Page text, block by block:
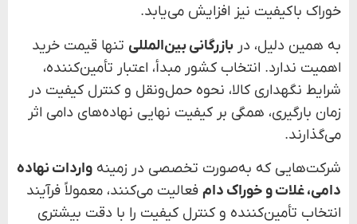
خوراک باکیفیت نیز افزایش می‌یابد.
به همین دلیل، در بازرگانی بین‌المللی تنها قیمت خرید
اهمیت ندارد. انتخاب کشور مبدأ، اعتبار تأمین‌کننده،
شرایط نگهداری کالا، نحوه حمل‌ونقل و کنترل کیفیت در
زمان بارگیری، همگی بر کیفیت نهایی نهاده‌های دامی اثر
می‌گذارند.
شرکت‌هایی که به‌صورت تخصصی در زمینه واردات نهاده
دامی، غلات و خوراک دام فعالیت می‌کنند، معمولاً فرآیند
انتخاب تأمین‌کننده و کنترل کیفیت را با دقت بیشتری